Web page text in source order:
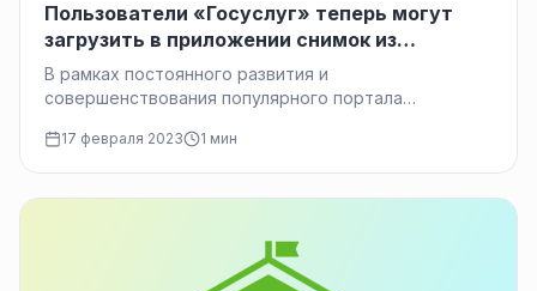
Пользователи «Госуслуг» теперь могут
загрузить в приложении снимок из
биометрического загранпаспорта
В рамках постоянного развития и
совершенствования популярного портала
связанная с использованием биометрических
паспортов.…
17 февраля 2023 1 мин